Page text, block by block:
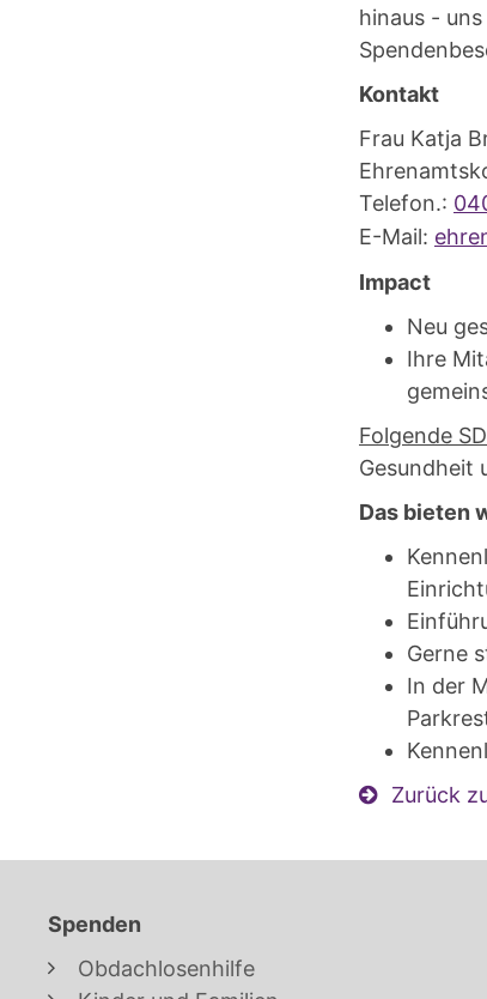
hinaus -
Kontakt
Telefon.:
E-Mail:
Impact
Neu
Ihre
Folgende
Gesundheit
Das bieten
Gerne
In der
Zurück
Spenden
Obdachlosenhilfe